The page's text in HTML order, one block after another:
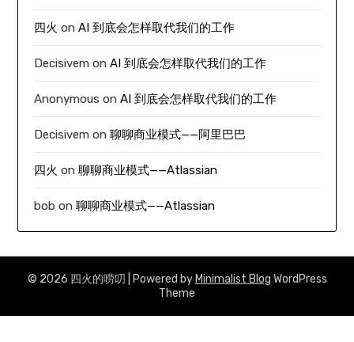
四火 onAI 到底会怎样取代我们的工作
Decisivem onAI 到底会怎样取代我们的工作
Anonymous onAI 到底会怎样取代我们的工作
Decisivem on聊聊商业模式——阿里巴巴
四火 on聊聊商业模式——Atlassian
bob on聊聊商业模式——Atlassian
© 2026 四火的唠叨 | Powered by Minimalist Blog WordPress
Theme